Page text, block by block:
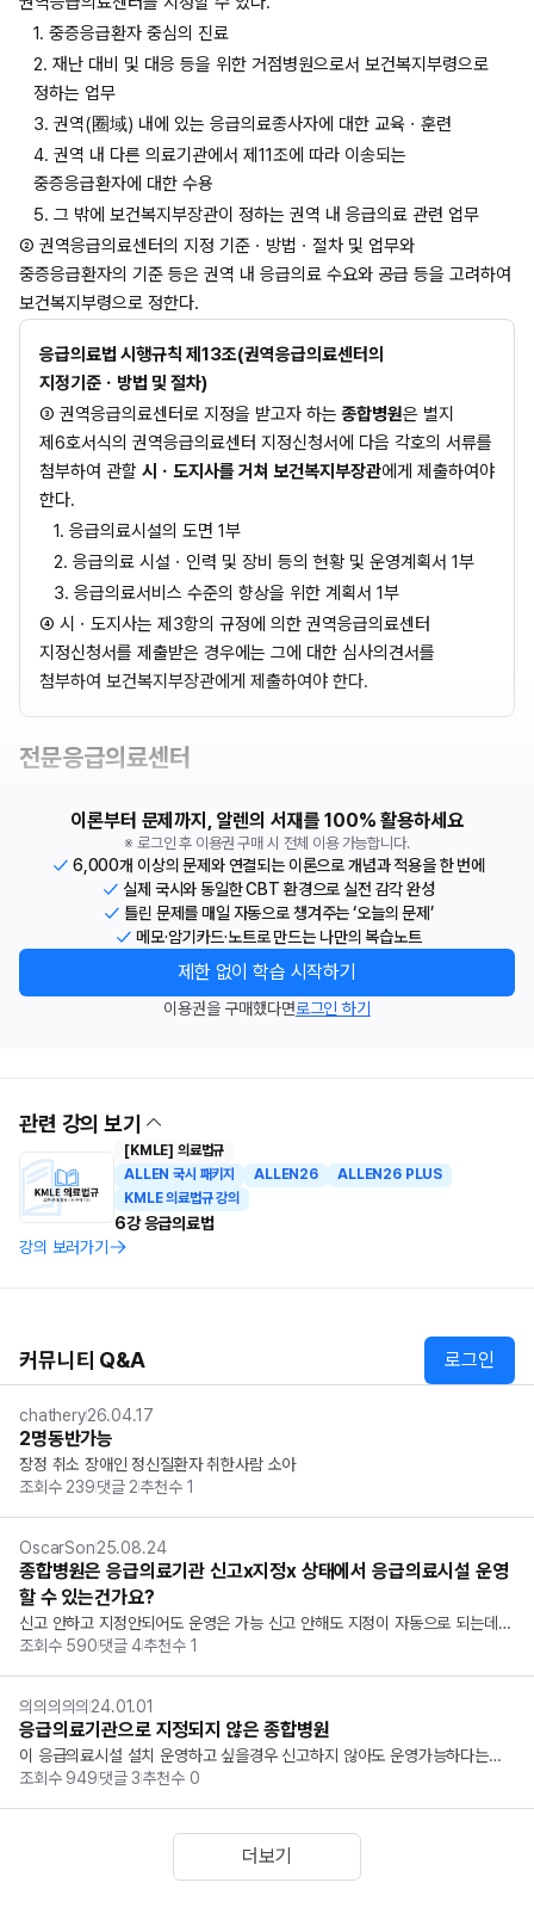
1. 중증응급환자 중심의 진료
2. 재난 대비 및 대응 등을 위한 거점병원으로서 보건복지부령으로
정하는 업무
3. 권역(圈域) 내에 있는 응급의료종사자에 대한 교육ㆍ훈련
4. 권역 내 다른 의료기관에서 제11조에 따라 이송되는
중증응급환자에 대한 수용
5. 그 밖에 보건복지부장관이 정하는 권역 내 응급의료 관련 업무
② 권역응급의료센터의 지정 기준ㆍ방법ㆍ절차 및 업무와
중증응급환자의 기준 등은 권역 내 응급의료 수요와 공급 등을 고려하여
보건복지부령으로 정한다.
응급의료법 시행규칙 제13조(권역응급의료센터의
지정기준ㆍ방법 및 절차)
③ 권역응급의료센터로 지정을 받고자 하는 종합병원은 별지
제6호서식의 권역응급의료센터 지정신청서에 다음 각호의 서류를
첨부하여 관할 시ㆍ도지사를 거쳐 보건복지부장관에게 제출하여야
한다.
1. 응급의료시설의 도면 1부
2. 응급의료 시설ㆍ인력 및 장비 등의 현황 및 운영계획서 1부
3. 응급의료서비스 수준의 향상을 위한 계획서 1부
④ 시ㆍ도지사는 제3항의 규정에 의한 권역응급의료센터
지정신청서를 제출받은 경우에는 그에 대한 심사의견서를
첨부하여 보건복지부장관에게 제출하여야 한다.
전문응급의료센터
이론부터 문제까지, 알렌의 서재를 100% 활용하세요
※ 로그인 후 이용권 구매 시 전체 이용 가능합니다.
6,000개 이상의 문제와 연결되는 이론으로 개념과 적용을 한 번에
실제 국시와 동일한 CBT 환경으로 실전 감각 완성
틀린 문제를 매일 자동으로 챙겨주는 ‘오늘의 문제’
메모·암기카드·노트로 만드는 나만의 복습노트
제한 없이 학습 시작하기
이용권을 구매했다면로그인 하기
관련 강의 보기
[KMLE] 의료법규
ALLEN 국시 패키지
ALLEN26
ALLEN26 PLUS
KMLE 의료법규 강의
6강 응급의료법
강의 보러가기
커뮤니티 Q&A 로그인
chathery26.04.17
2명동반가능
장정 취소 장애인 정신질환자 취한사람 소아
조회수 239댓글 2추천수 1
OscarSon25.08.24
종합병원은 응급의료기관 신고x지정x 상태에서 응급의료시설 운영
할 수 있는건가요?
신고 안하고 지정안되어도 운영은 가능 신고 안해도 지정이 자동으로 되는데
운영은 가능 신고는 해야 지정이 되지만, 신고를 안해도 운영은가능 뭔지 모르
조회수 590댓글4추천수 1
의의의의의24.01.01
응급의료기관으로 지정되지 않은 종합병원
이 응급의료시설 설치 운영하고 싶을경우 신고하지 않아도 운영가능하다는건
가요 아님 종합병원은 지정 외 운영불가하기때문에 시군구청장에게 신고해봤
조회수 949댓글3추천수 0
더보기